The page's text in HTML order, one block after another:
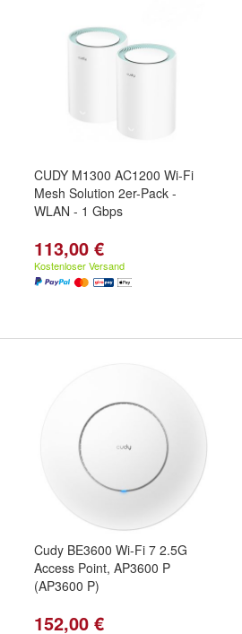
CUDY M1300 AC1200 Wi-Fi
Mesh Solution 2er-Pack -
WLAN - 1 Gbps
113,00 €
Kostenloser Versand
Cudy BE3600 Wi-Fi 7 2.5G
Access Point, AP3600 P
(AP3600 P)
152,00 €